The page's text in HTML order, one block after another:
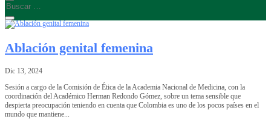
Ablación genital femenina
Dic 13, 2024
Sesión a cargo de la Comisión de Ética de la Academia Nacional de Medicina, con la
coordinación del Académico Herman Redondo Gómez, sobre un tema sensible que
despierta preocupación teniendo en cuenta que Colombia es uno de los pocos países en el
mundo que mantiene...